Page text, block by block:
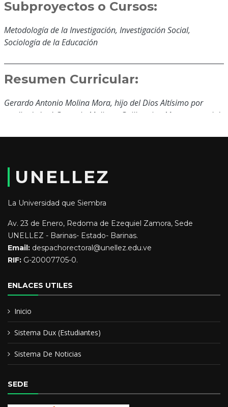
Subproyectos o Cursos:
Metodología de la Investigación, Investigación Social,
Sociología de la Educación
Resumen Curricular:
Gerardo Antonio Molina Mora, hijo del Dios Altísimo por
medio de José Gregorio Molina y Guillermina Mora, natural de
Ordinario a dedicación Exclusiva en UNELLEZ VIPI, desde el 01
conocimientos y experiencia en la investigación multimétodo.
Autor de libros. Editor de Revista Memoralia.
Educación y Formación:
Doctor en Ciencias de la Educación. ULAC. 2011
Maestría en Desarrollo Rural orientación Economía Agrícola.
UCV 2001.
UNELLEZ
La Universidad que Siembra
Av. 23 de Enero, Redoma de Ezequiel Zamora, Sede
UNELLEZ - Barinas- Estado- Barinas.
Email: despachorectoral@unellez.edu.ve
RIF: G-20007705-0.
ENLACES UTILES
Inicio
Sistema Dux (Estudiantes)
Sistema De Noticias
SEDE